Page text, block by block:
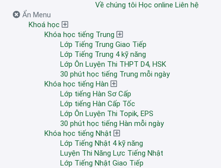
Về chúng tôi Học online Liên hệ
Ẩn Menu
Khoá học
Khóa học tiếng Trung
Lớp Tiếng Trung Giao Tiếp
Lớp Tiếng Trung 4 kỹ năng
Lớp Ôn Luyện Thi THPT D4, HSK
30 phút học tiếng Trung mỗi ngày
Khóa học tiếng Hàn
Lớp tiếng Hàn Sơ Cấp
Lớp tiếng Hàn Cấp Tốc
Lớp Ôn Luyện Thi Topik, EPS
30 phút học tiếng Hàn mỗi ngày
Khóa học tiếng Nhật
Lớp Tiếng Nhật 4 kỹ năng
Luyện Thi Năng Lực Tiếng Nhật
Lớp Tiếng Nhật Giao Tiếp